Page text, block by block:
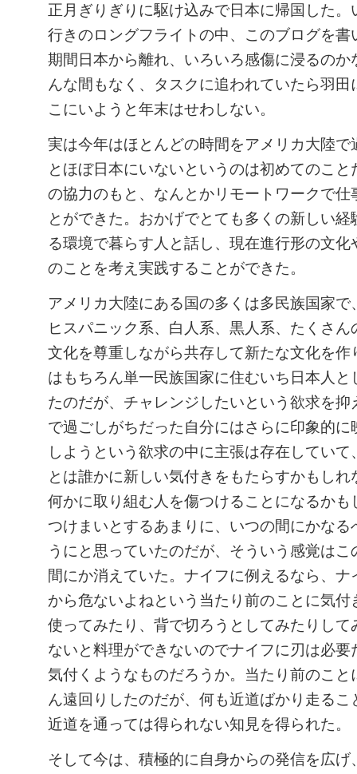
正月ぎりぎりに駆け込みで日本に帰国した。
行きのロングフライトの中、このブログを書
期間日本から離れ、いろいろ感傷に浸るのか
んな間もなく、タスクに追われていたら羽
こにいようと年末はせわしない。
実は今年はほとんどの時間をアメリカ大陸で
とほぼ日本にいないというのは初めてのこ
の協力のもと、なんとかリモートワークで仕
とができた。おかげでとても多くの新しい
る環境で暮らす人と話し、現在進行形の文
のことを考え実践することができた。
アメリカ大陸にある国の多くは多民族国家
ヒスパニック系、白人系、黒人系、たくさ
文化を尊重しながら共存して新たな文化を作
はもちろん単一民族国家に住むいち日本人と
たのだが、チャレンジしたいという欲求を抑
で過ごしがちだった自分にはさらに印象的に
しようという欲求の中に主張は存在してい
とは誰かに新しい気付きをもたらすかもし
何かに取り組む人を傷つけることになるかも
つけまいとするあまりに、いつの間にかなる
うにと思っていたのだが、そういう感覚は
間にか消えていた。ナイフに例えるなら、
から危ないよねという当たり前のことに気付
使ってみたり、背で切ろうとしてみたりして
ないと料理ができないのでナイフに刃は必要
気付くようなものだろうか。当たり前のこと
ん遠回りしたのだが、何も近道ばかり走る
近道を通っては得られない知見を得られた。
そして今は、積極的に自身からの発信を広げ